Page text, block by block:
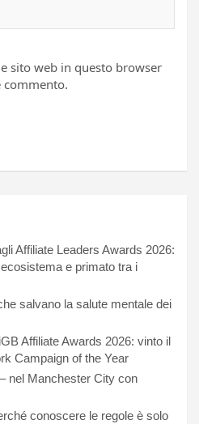
sito web in questo browser
commento.
Affiliate Leaders Awards 2026:
e primato tra i
salvano la salute mentale dei
Affiliate Awards 2026: vinto il
Campaign of the Year
nel Manchester City con
conoscere le regole è solo